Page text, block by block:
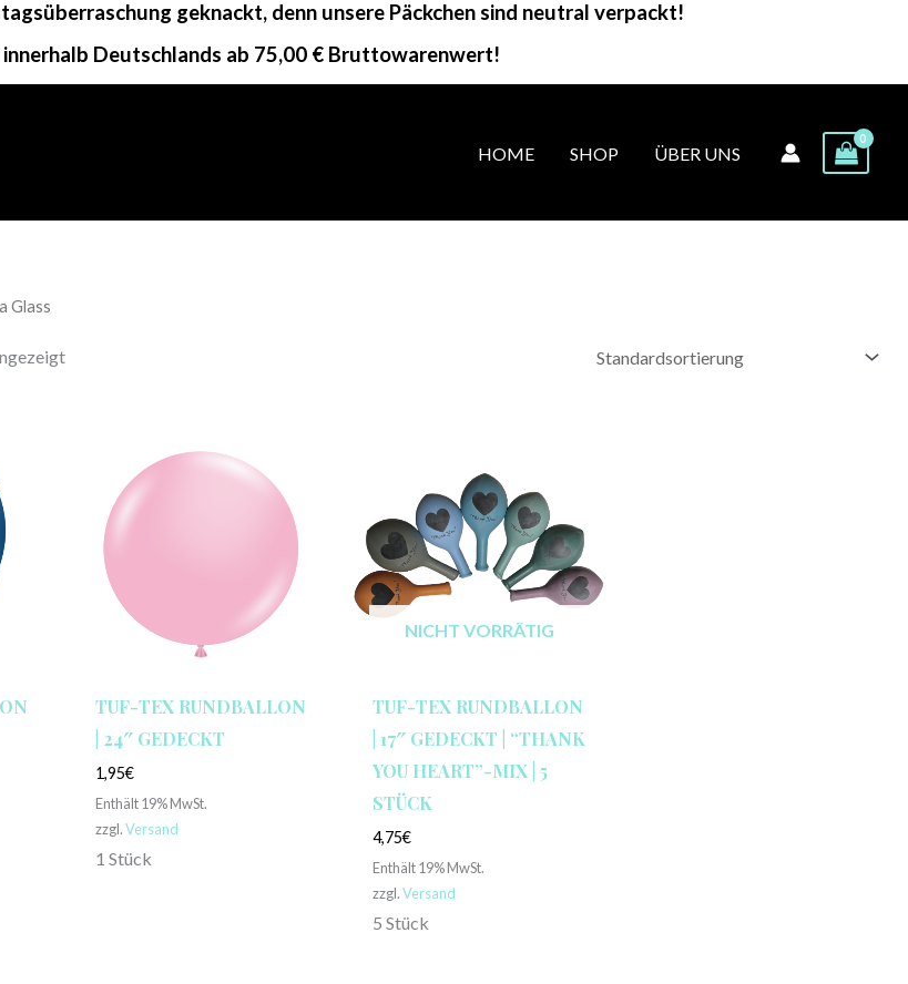
geknackt, denn unsere Päckchen sind neutral verpackt!
Deutschlands ab 75,00 € Bruttowarenwert!
HOME SHOP ÜBER UNS
Glass
TUF-TEX RUNDBALLON
| 24″ GEDECKT
1,95€
Enthält 19% MwSt.
zzgl.Versand
1 Stück
NICHT VORRÄTIG
TUF-TEX RUNDBALLON
| 17″ GEDECKT | “THANK
YOU HEART”-MIX | 5
STÜCK
4,75€
Enthält 19% MwSt.
zzgl.Versand
5 Stück